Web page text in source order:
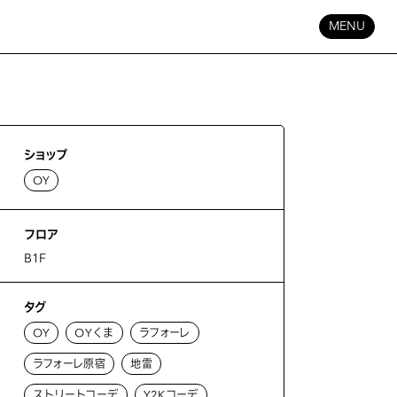
MENU
ショップ
OY
フロア
B1F
タグ
OY OYくま ラフォーレ
ラフォーレ原宿 地雷